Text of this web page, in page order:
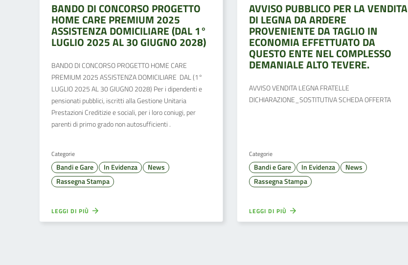
BANDO DI CONCORSO PROGETTO
HOME CARE PREMIUM 2025
ASSISTENZA DOMICILIARE (DAL 1°
LUGLIO 2025 AL 30 GIUGNO 2028)
BANDO DI CONCORSO PROGETTO HOME CARE
PREMIUM 2025 ASSISTENZA DOMICILIARE DAL (1°
LUGLIO 2025 AL 30 GIUGNO 2028) Per i dipendenti e
pensionati pubblici, iscritti alla Gestione Unitaria
Prestazioni Creditizie e sociali, per i loro coniugi, per
parenti di primo grado non autosufficienti .
Categorie
Bandi e Gare In Evidenza
News
Rassegna Stampa
LEGGI DI PIÙ
AVVISO PUBBLICO PER LA VENDITA
DI LEGNA DA ARDERE
PROVENIENTE DA TAGLIO IN
ECONOMIA EFFETTUATO DA
QUESTO ENTE NEL COMPLESSO
DEMANIALE ALTO TEVERE.
AVVISO VENDITA LEGNA FRATELLE
DICHIARAZIONE_SOSTITUTIVA SCHEDA OFFERTA
Categorie
Bandi e Gare In Evidenza
News
Rassegna Stampa
LEGGI DI PIÙ